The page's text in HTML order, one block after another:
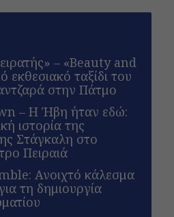
– «Beauty and
εκθεσιακό ταξίδι του
στην Πάτμο
– Η Ήβη ήταν εδώ:
ιστορία της
Στάγκαλη στο
Πειραιά
Ανοιχτό κάλεσμα
τη δημιουργία